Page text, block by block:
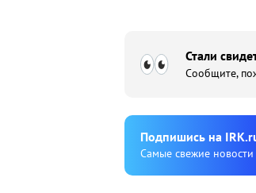
Стали
Сообщите,
Подпишиcь на
Cамые свежие новости